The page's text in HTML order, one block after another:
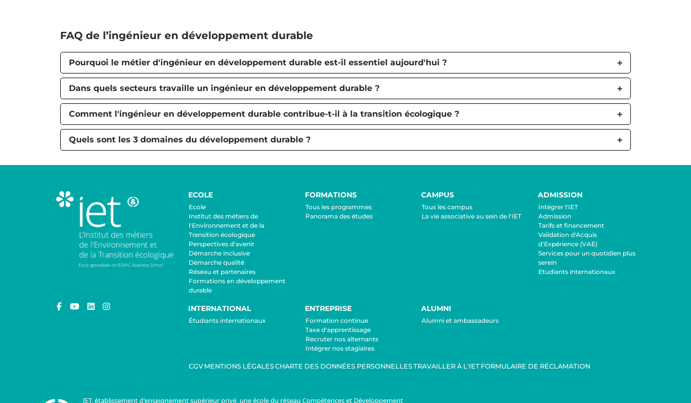
FAQ de l’ingénieur en développement durable
Pourquoi le métier d'ingénieur en développement durable est-il essentiel aujourd'hui ?
Dans quels secteurs travaille un ingénieur en développement durable ?
Comment l'ingénieur en développement durable contribue-t-il à la transition écologique ?
Quels sont les 3 domaines du développement durable ?
ECOLE
Ecole
Institut des métiers de
l'Environnement et de la
Transition écologique
Perspectives d'avenir
Démarche inclusive
Démarche qualité
Réseau et partenaires
Formations en développement
durable
FORMATIONS
Tous les programmes
Panorama des études
CAMPUS
Tous les campus
La vie associative au sein de l'IET
ADMISSION
Intégrer l'IET
Admission
Tarifs et financement
Validation d'Acquis
d'Expérience (VAE)
Services pour un quotidien plus
serein
Etudiants internationaux
INTERNATIONAL
Étudiants internationaux
ENTREPRISE
Formation continue
Taxe d'apprentissage
Recruter nos alternants
Intégrer nos stagiaires
ALUMNI
Alumni et ambassadeurs
CGV MENTIONS LÉGALESCHARTE DES DONNÉES PERSONNELLESTRAVAILLER À L'IET FORMULAIRE DE RÉCLAMATION